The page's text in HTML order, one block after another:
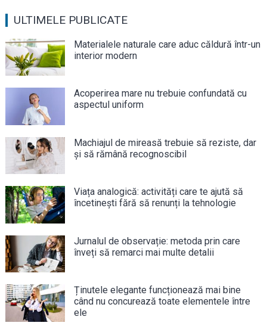
ULTIMELE PUBLICATE
Materialele naturale care aduc căldură într-un
interior modern
Acoperirea mare nu trebuie confundată cu
aspectul uniform
Machiajul de mireasă trebuie să reziste, dar
și să rămână recognoscibil
Viața analogică: activități care te ajută să
încetinești fără să renunți la tehnologie
Jurnalul de observație: metoda prin care
înveți să remarci mai multe detalii
Ținutele elegante funcționează mai bine
când nu concurează toate elementele între
ele